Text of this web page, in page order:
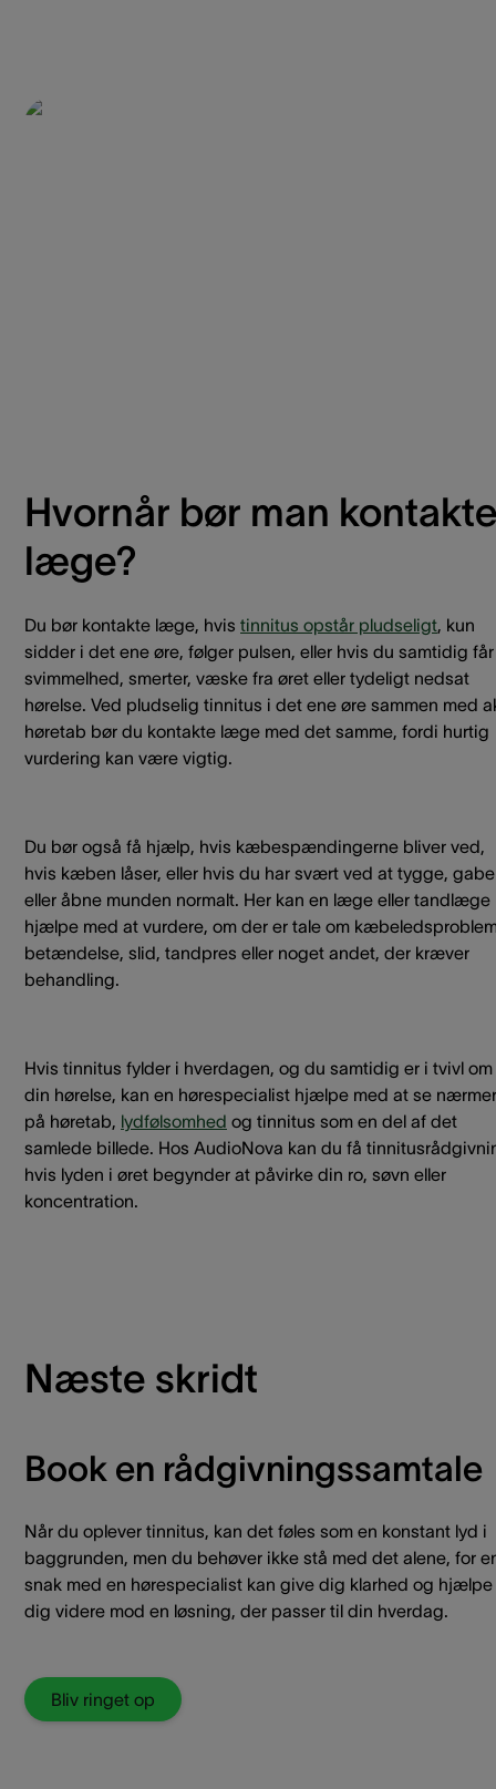
Hvornår bør man
læge?
Du bør kontakte læge, hvis tinnitus opstår pludseligt, kun
sidder i det ene øre, følger pulsen, eller hvis du samtidig får
svimmelhed, smerter, væske fra øret eller tydeligt nedsat
hørelse. Ved pludselig tinnitus i det ene øre sammen med
høretab bør du kontakte læge med det samme, fordi hurtig
vurdering kan være vigtig.
Du bør også få hjælp, hvis kæbespændingerne bliver ved,
hvis kæben låser, eller hvis du har svært ved at tygge, gabe
eller åbne munden normalt. Her kan en læge eller tandlæge
hjælpe med at vurdere, om der er tale om
betændelse, slid, tandpres eller noget andet, der kræver
behandling.
Hvis tinnitus fylder i hverdagen, og du samtidig er i tvivl om
din hørelse, kan en hørespecialist hjælpe med at se
på høretab, lydfølsomhed og tinnitus som en del af det
samlede billede. Hos AudioNova kan du få
hvis lyden i øret begynder at påvirke din ro, søvn eller
koncentration.
Næste skridt
Book en rådgivningssamtale
Når du oplever tinnitus, kan det føles som en konstant lyd i
baggrunden, men du behøver ikke stå med det alene, for
snak med en hørespecialist kan give dig klarhed og hjælpe
dig videre mod en løsning, der passer til din hverdag.
Bliv ringet op